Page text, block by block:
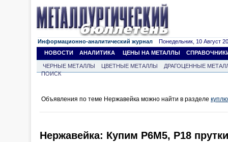
Информационно-аналитический журнал Понедельник, 10 Август
НОВОСТИ
АНАЛИТИКА ЦЕНЫ НА МЕТАЛЛЫ
ЧЕРНЫЕ МЕТАЛЛЫ ЦВЕТНЫЕ МЕТАЛЛЫ
ДРАГОЦЕННЫЕ
ПОИСК
Объявления по теме Нержавейка можно найти в разделе
Нержавейка: Купим Р6М5, Р18